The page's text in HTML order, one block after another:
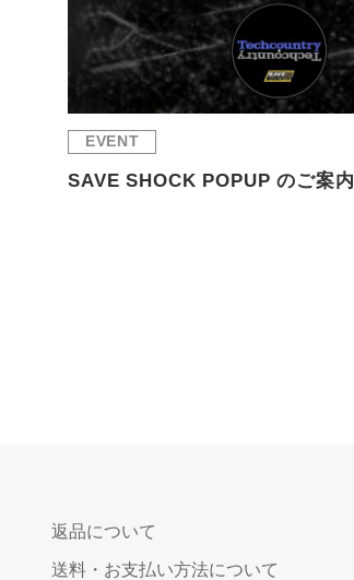
EVENT
SAVE SHOCK POPUP のご案内
ジ
送
返品について
送料・お支払い方法について